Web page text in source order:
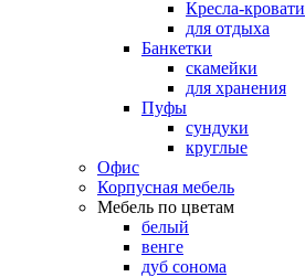
Кресла-кровати
для отдыха
Банкетки
скамейки
для хранения
Пуфы
сундуки
круглые
Офис
Корпусная мебель
Мебель по цветам
белый
венге
дуб сонома